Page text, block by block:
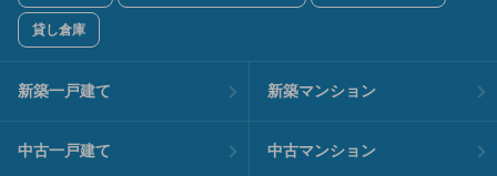
貸し倉庫
新築一戸建て 新築マンション
中古一戸建て 中古マンション